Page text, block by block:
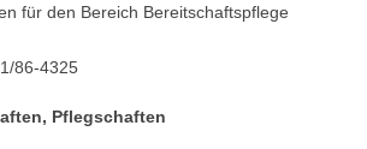
für den Bereich Bereitschaftspflege
86-4325
Pflegschaften